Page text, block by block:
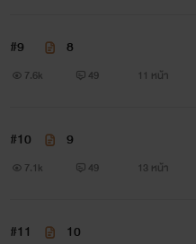
#9 8
7.6k 49 11 หน้า
#10 9
7.1k 49 13 หน้า
#11 10